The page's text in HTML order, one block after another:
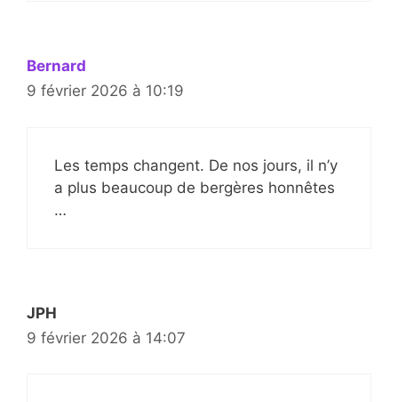
Bernard
9 février 2026 à 10:19
Les temps changent. De nos jours, il n’y
a plus beaucoup de bergères honnêtes
…
JPH
9 février 2026 à 14:07